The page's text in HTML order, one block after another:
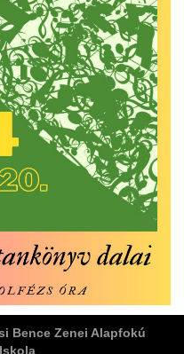
Bence Zenei Alapfokú